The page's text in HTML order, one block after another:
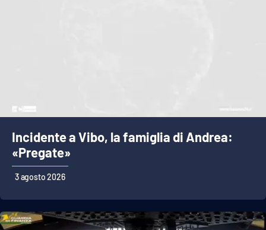
Incidente a Vibo, la famiglia di Andrea:
«Pregate»
3 agosto 2026